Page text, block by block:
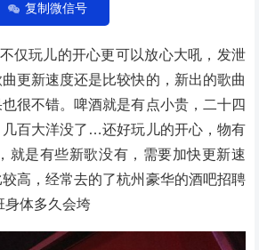
复制微信号
玩儿的开心更可以放心大吼，发泄
更新速度还是比较快的，新出的歌曲
很不错。啤酒就是有点小贵，二十四
百大洋没了…还好玩儿的开心，物有
就是有些新歌没有，需要加快更新速
高，经常去的了杭州豪华的酒吧招聘
身体多久会垮